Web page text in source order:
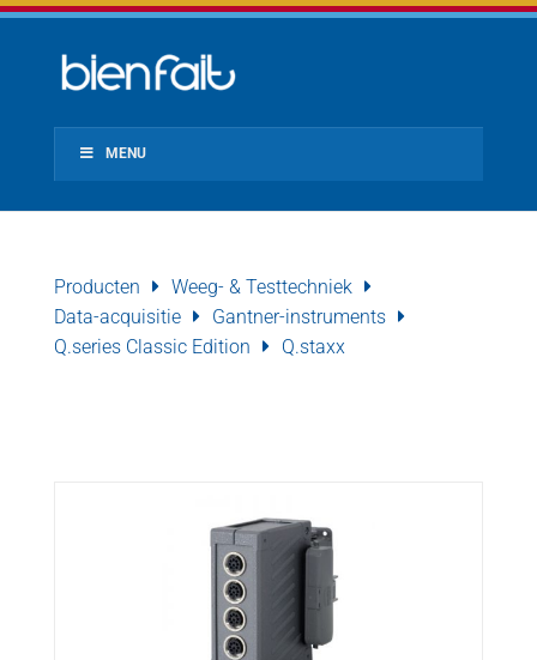
MENU
Producten
Weeg- & Testtechniek
Data-acquisitie
Gantner-instruments
Q.series Classic Edition
Q.staxx